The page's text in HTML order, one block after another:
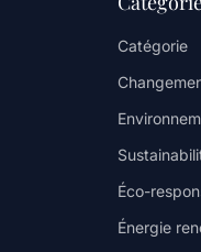
Catégorie
Éco-
Énergie